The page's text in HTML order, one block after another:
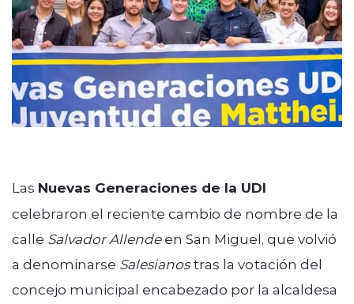
modo claro
Las Nuevas Generaciones de la UDI
celebraron el reciente cambio de nombre de la
calle Salvador Allendeen San Miguel, que volvió
a denominarse Salesianostras la votación del
concejo municipal encabezado por la alcaldesa